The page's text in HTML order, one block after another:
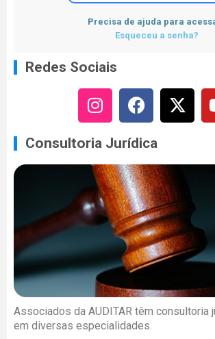
Precisa de ajuda para
Esqueceu a senha?
Redes Sociais
Consultoria Jurídica
Associados da AUDITAR têm consultoria
em diversas especialidades.